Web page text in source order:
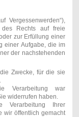
Vergessenwerden“),
Rechts auf freie
zur Erfüllung einer
einer Aufgabe, die im
der nachstehenden
Zwecke, für die sie
Verarbeitung war
widerrufen haben.
Verarbeitung Ihrer
wir öffentlich gemacht